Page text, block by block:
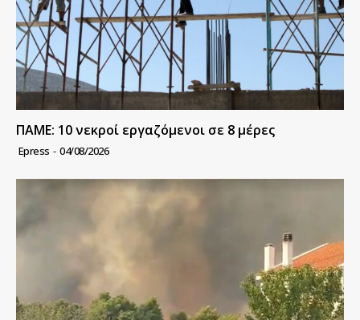
ΠΑΜΕ: 10 νεκροί εργαζόμενοι σε 8 μέρες
Epress - 04/08/2026